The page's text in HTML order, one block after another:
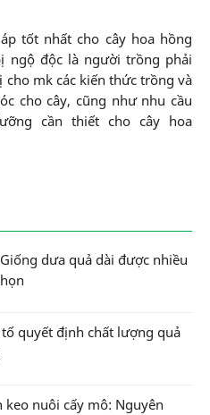
tốt nhất cho cây hoa hồng
ngộ độc là người trồng phải
cho mk các kiến thức trồng và
cho cây, cũng như nhu cầu
cần thiết cho cây hoa
dưa quả dài được nhiều
quyết định chất lượng quả
keo nuôi cấy mô: Nguyên